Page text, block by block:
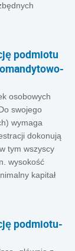
podmiotu
osobowych
swojego
wymaga
dokonują
tym wszyscy
wysokość
kapitał
podmiotu-